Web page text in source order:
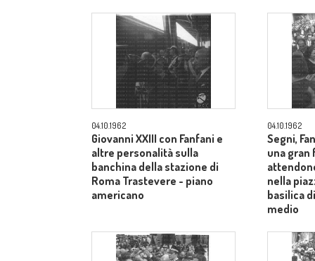
04.10.1962
Giovanni XXIII con Fanfani e
altre personalità sulla
banchina della stazione di
Roma Trastevere - piano
americano
04.10.1962
Segni,
una gran
nella
basilica
medio